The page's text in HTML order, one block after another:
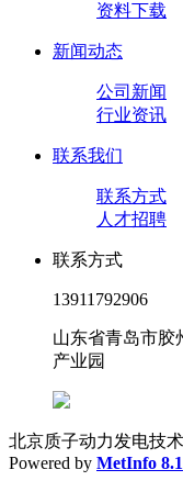
资料下载
新闻动态
公司新闻
行业资讯
联系我们
联系方式
人才招聘
联系方式
13911792906
山东省青岛市胶
产业园
北京质子动力发电技
Powered by MetInfo 8.1